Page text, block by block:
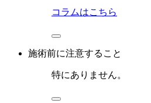
コラムはこちら
施術前に注意すること
特にありません。